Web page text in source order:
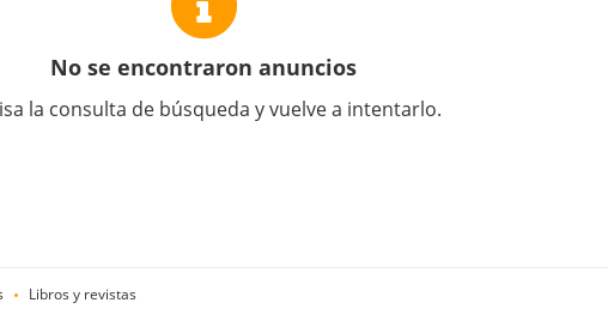
No se encontraron anuncios
la consulta de búsqueda y vuelve a intentarlo.
Libros y revistas